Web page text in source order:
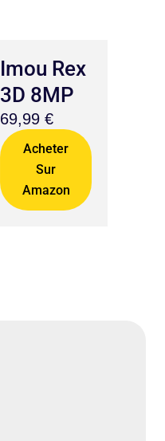
Imou Rex
3D 8MP
69,99 €
Acheter
Sur
Amazon